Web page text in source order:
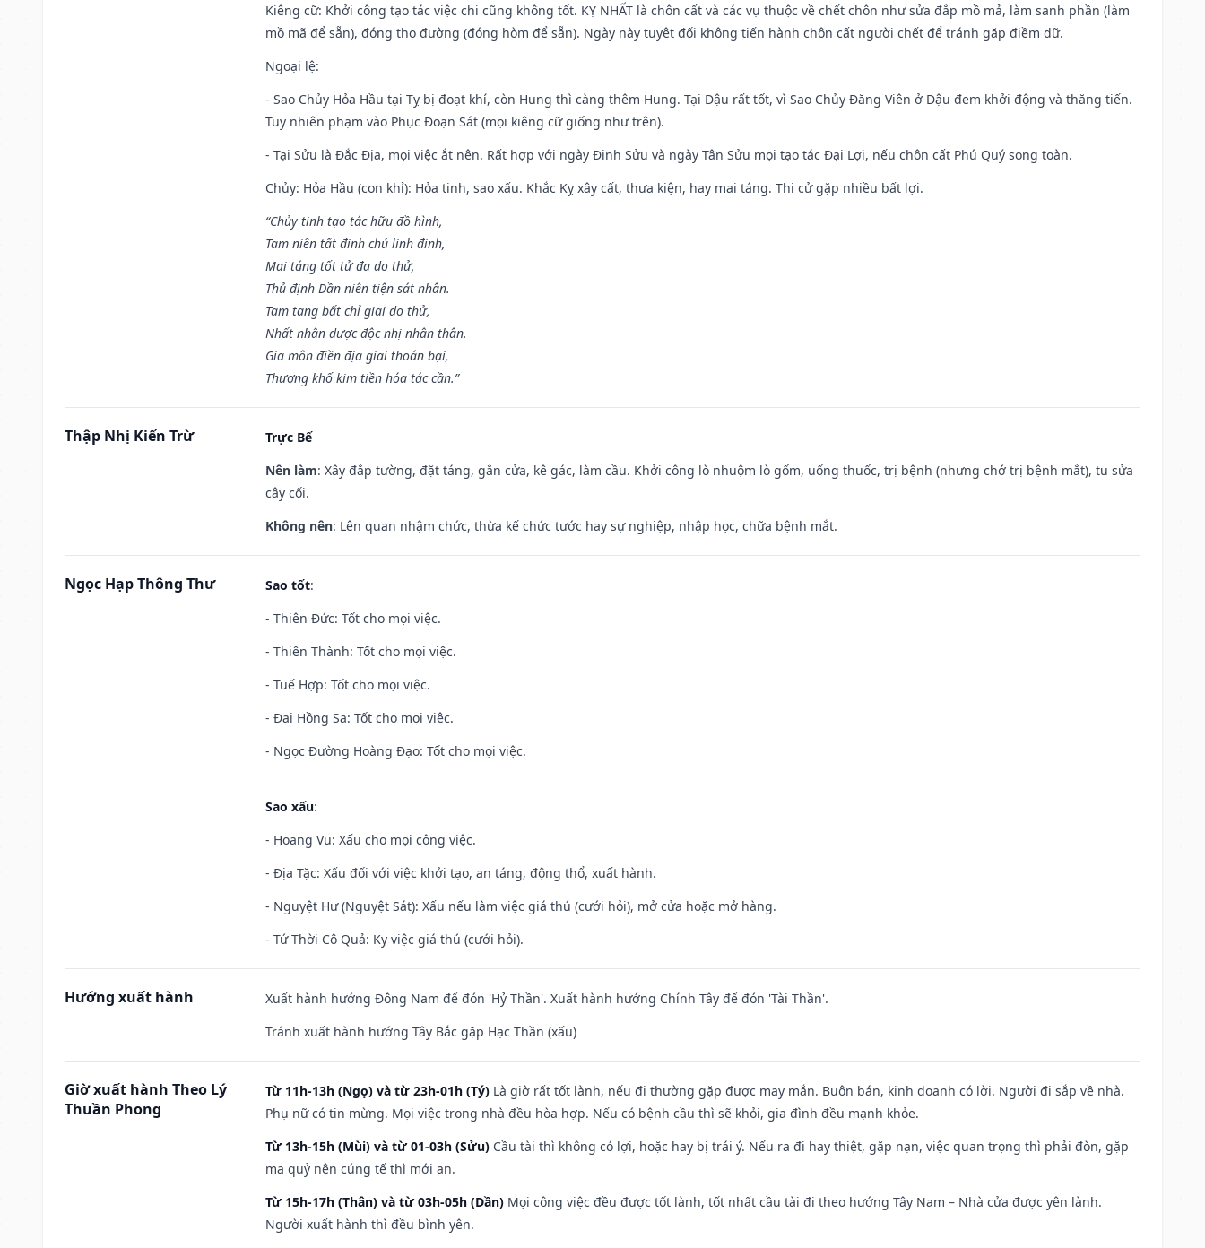
Kiêng cữ: Khởi công tạo tác việc chi cũng không tốt. KỴ NHẤT là chôn cất và các vụ thuộc về chết chôn như sửa đắp mồ mả, làm sanh phần (làm
mồ mã để sẵn), đóng thọ đường (đóng hòm để sẵn). Ngày này tuyệt đối không tiến hành chôn cất người chết để tránh gặp điềm dữ.
Ngoại lệ:
- Sao Chủy Hỏa Hầu tại Tỵ bị đoạt khí, còn Hung thì càng thêm Hung. Tại Dậu rất tốt, vì Sao Chủy Đăng Viên ở Dậu đem khởi động và thăng tiến.
Tuy nhiên phạm vào Phục Đoạn Sát (mọi kiêng cữ giống như trên).
- Tại Sửu là Đắc Địa, mọi việc ắt nên. Rất hợp với ngày Đinh Sửu và ngày Tân Sửu mọi tạo tác Đại Lợi, nếu chôn cất Phú Quý song toàn.
Chủy: Hỏa Hầu (con khỉ): Hỏa tinh, sao xấu. Khắc Kỵ xây cất, thưa kiện, hay mai táng. Thi cử gặp nhiều bất lợi.
“Chủy tinh tạo tác hữu đồ hình,
Tam niên tất đinh chủ linh đinh,
Mai táng tốt tử đa do thử,
Thủ định Dần niên tiện sát nhân.
Tam tang bất chỉ giai do thử,
Nhất nhân dược độc nhị nhân thân.
Gia môn điền địa giai thoán bại,
Thương khố kim tiền hóa tác cần.”
Thập Nhị Kiến Trừ
Trực Bế
Nên làm: Xây đắp tường, đặt táng, gắn cửa, kê gác, làm cầu. Khởi công lò nhuộm lò gốm, uống thuốc, trị bệnh (nhưng chớ trị bệnh mắt), tu sửa
cây cối.
Không nên: Lên quan nhậm chức, thừa kế chức tước hay sự nghiệp, nhập học, chữa bệnh mắt.
Ngọc Hạp Thông Thư Sao tốt:
- Thiên Đức: Tốt cho mọi việc.
- Thiên Thành: Tốt cho mọi việc.
- Tuế Hợp: Tốt cho mọi việc.
- Đại Hồng Sa: Tốt cho mọi việc.
- Ngọc Đường Hoàng Đạo: Tốt cho mọi việc.
Sao xấu:
- Hoang Vu: Xấu cho mọi công việc.
- Địa Tặc: Xấu đối với việc khởi tạo, an táng, động thổ, xuất hành.
- Nguyệt Hư (Nguyệt Sát): Xấu nếu làm việc giá thú (cưới hỏi), mở cửa hoặc mở hàng.
- Tứ Thời Cô Quả: Kỵ việc giá thú (cưới hỏi).
Hướng xuất hành
Xuất hành hướng Đông Nam để đón 'Hỷ Thần'. Xuất hành hướng Chính Tây để đón 'Tài Thần'.
Tránh xuất hành hướng Tây Bắc gặp Hạc Thần (xấu)
Giờ xuất hành Theo Lý
Thuần Phong
Từ 11h-13h (Ngọ) và từ 23h-01h (Tý) Là giờ rất tốt lành, nếu đi thường gặp được may mắn. Buôn bán, kinh doanh có lời. Người đi sắp về nhà.
Phụ nữ có tin mừng. Mọi việc trong nhà đều hòa hợp. Nếu có bệnh cầu thì sẽ khỏi, gia đình đều mạnh khỏe.
Từ 13h-15h (Mùi) và từ 01-03h (Sửu) Cầu tài thì không có lợi, hoặc hay bị trái ý. Nếu ra đi hay thiệt, gặp nạn, việc quan trọng thì phải đòn, gặp
ma quỷ nên cúng tế thì mới an.
Từ 15h-17h (Thân) và từ 03h-05h (Dần) Mọi công việc đều được tốt lành, tốt nhất cầu tài đi theo hướng Tây Nam – Nhà cửa được yên lành.
Người xuất hành thì đều bình yên.